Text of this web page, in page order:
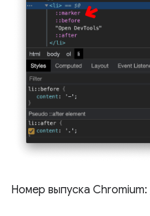
Номер выпуска Chromium: